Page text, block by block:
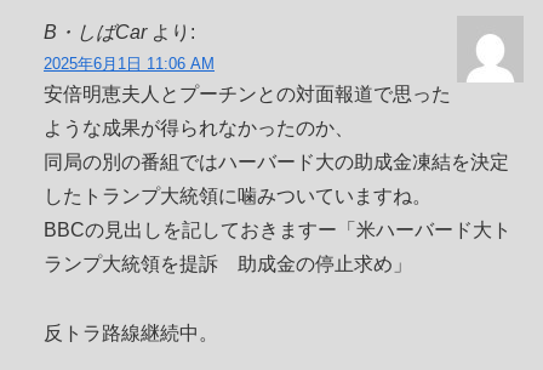
B・しばCar より:
2025年6月1日 11:06 AM
安倍明恵夫人とプーチンとの対面報道で思った
ような成果が得られなかったのか、
同局の別の番組ではハーバード大の助成金凍結を決定
したトランプ大統領に噛みついていますね。
BBCの見出しを記しておきますー「米ハーバード大ト
ランプ大統領を提訴 助成金の停止求め」
反トラ路線継続中。